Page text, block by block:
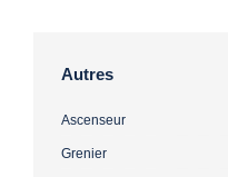
Autres
Ascenseur
Grenier